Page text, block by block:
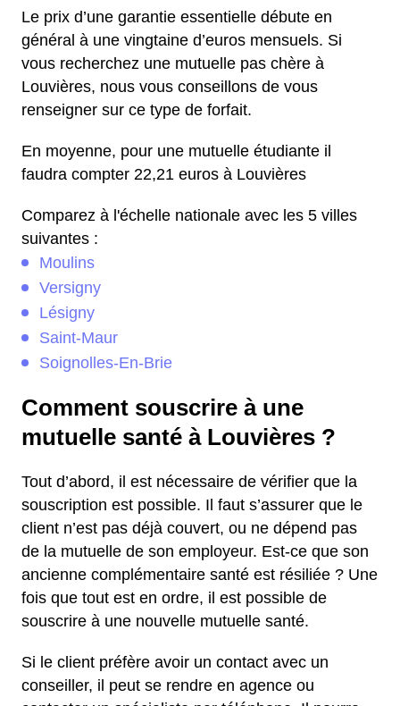
Le prix d’une garantie essentielle débute en
général à une vingtaine d’euros mensuels. Si
vous recherchez une mutuelle pas chère à
Louvières, nous vous conseillons de vous
renseigner sur ce type de forfait.
En moyenne, pour une mutuelle étudiante il
faudra compter 22,21 euros à Louvières
Comparez à l'échelle nationale avec les 5 villes
suivantes :
Moulins
Versigny
Lésigny
Saint-Maur
Soignolles-En-Brie
Comment souscrire à une
mutuelle santé à Louvières ?
Tout d’abord, il est nécessaire de vérifier que la
souscription est possible. Il faut s’assurer que le
client n’est pas déjà couvert, ou ne dépend pas
de la mutuelle de son employeur. Est-ce que son
ancienne complémentaire santé est résiliée ? Une
fois que tout est en ordre, il est possible de
souscrire à une nouvelle mutuelle santé.
Si le client préfère avoir un contact avec un
conseiller, il peut se rendre en agence ou